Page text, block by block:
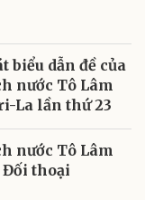
biểu dẫn đề của
nước Tô Lâm
La lần thứ 23
nước Tô Lâm
Đối thoại